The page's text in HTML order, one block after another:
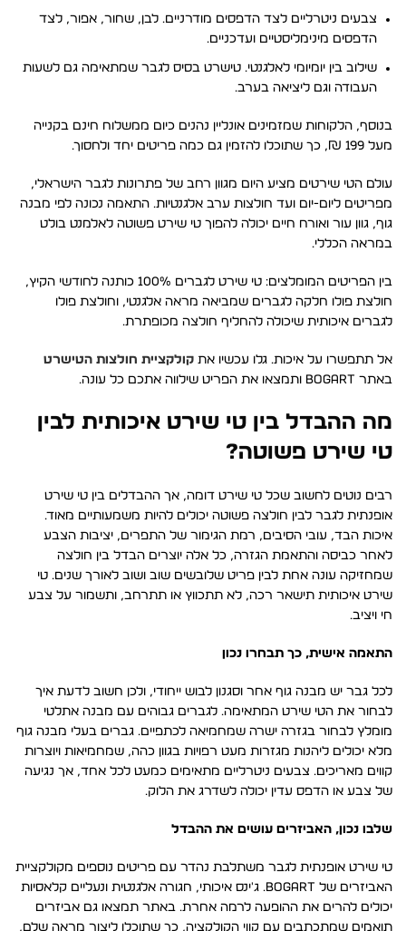
צבעים ניטרליים לצד הדפסים מודרניים. לבן, שחור, אפור, לצד
הדפסים מינימליסטיים ועדכניים.
שילוב בין יומיומי לאלגנטי. טישרט בסיס לגבר שמתאימה גם לשעות
העבודה וגם ליציאה בערב.
בנוסף, הלקוחות שמזמינים אונליין נהנים כיום ממשלוח חינם בקנייה
מעל 199 ₪, כך שתוכלו להזמין גם כמה פריטים יחד ולחסוך.
עולם הטי שירטים מציע היום מגוון רחב של פתרונות לגבר הישראלי,
מפריטים ליום-יום ועד חולצות ערב אלגנטיות. התאמה נכונה לפי מבנה
גוף, גוון עור ואורח חיים יכולה להפוך טי שירט פשוטה לאלמנט בולט
במראה הכללי.
בין הפריטים המומלצים: טי שירט לגברים 100% כותנה לחודשי הקיץ,
חולצת פולו חלקה לגברים שמביאה מראה אלגנטי, וחולצת פולו
לגברים איכותית שיכולה להחליף חולצה מכופתרת.
אל תתפשרו על איכות. גלו עכשיו את קולקציית חולצות הטישרט
באתר BOGART ותמצאו את הפריט שילווה אתכם כל עונה.
מה ההבדל בין טי שירט איכותית לבין
טי שירט פשוטה?
רבים נוטים לחשוב שכל טי שירט דומה, אך ההבדלים בין טי שירט
אופנתית לגבר לבין חולצה פשוטה יכולים להיות משמעותיים מאוד.
איכות הבד, עובי הסיבים, רמת הגימור של התפרים, יציבות הצבע
לאחר כביסה והתאמת הגזרה, כל אלה יוצרים הבדל בין חולצה
שמחזיקה עונה אחת לבין פריט שלובשים שוב ושוב לאורך שנים. טי
שירט איכותית תישאר רכה, לא תתכווץ או תתרחב, ותשמור על צבע
חי ויציב.
התאמה אישית, כך תבחרו נכון
לכל גבר יש מבנה גוף אחר וסגנון לבוש ייחודי, ולכן חשוב לדעת איך
לבחור את הטי שירט המתאימה. לגברים גבוהים עם מבנה אתלטי
מומלץ לבחור בגזרה ישרה שמחמיאה לכתפיים. גברים בעלי מבנה גוף
מלא יכולים ליהנות מגזרות מעט רפויות בגוון כהה, שמחמיאות ויוצרות
קווים מאריכים. צבעים ניטרליים מתאימים כמעט לכל אחד, אך נגיעה
של צבע או הדפס עדין יכולה לשדרג את הלוק.
שלבו נכון, האביזרים עושים את ההבדל
טי שירט אופנתית לגבר משתלבת נהדר עם פריטים נוספים מקולקציית
האביזרים של BOGART. ג'ינס איכותי, חגורה אלגנטית ונעליים קלאסיות
יכולים להרים את ההופעה לרמה אחרת. באתר תמצאו גם אביזרים
תואמים שמתכתבים עם קווי הקולקציה, כך שתוכלו ליצור מראה שלם,